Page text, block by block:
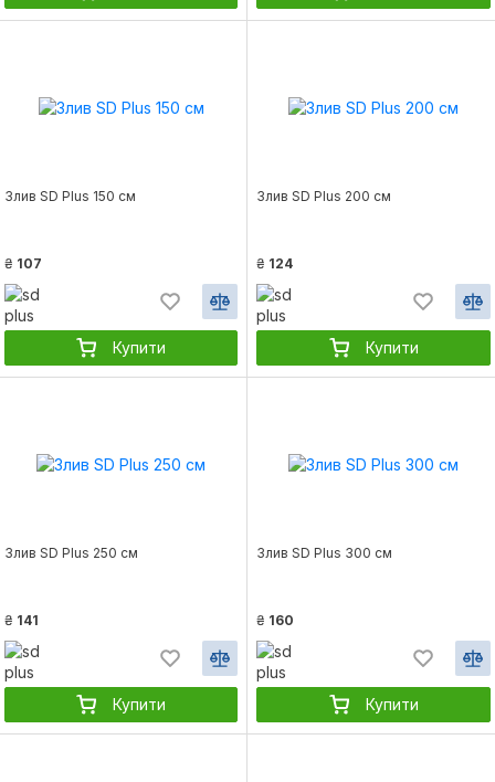
Злив SD Plus 150 см
₴ 107
Купити
Злив SD Plus 200 см
₴ 124
Купити
Злив SD Plus 250 см
₴ 141
Купити
Злив SD Plus 300 см
₴ 160
Купити